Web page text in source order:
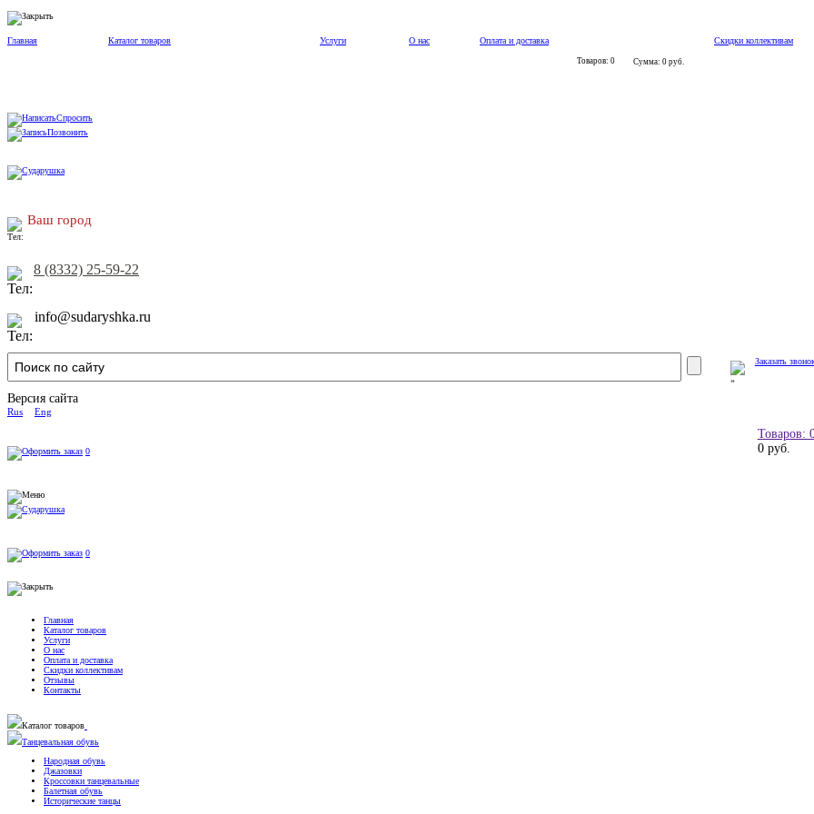
Главная Каталог товаров Услуги О нас Оплата и доставка Скидки коллективам
Товаров: 0 Сумма: 0 руб.
Спросить
Позвонить
Ваш город
8 (8332) 25-59-22
info@sudaryshka.ru
Заказать
Версия сайта
Rus Eng
Товаров:
0 руб.
0
0
Главная
Каталог товаров
Услуги
О нас
Оплата и доставка
Скидки коллективам
Отзывы
Контакты
Каталог товаров
Танцевальная обувь
Народная обувь
Джазовки
Кроссовки танцевальные
Балетная обувь
Исторические танцы